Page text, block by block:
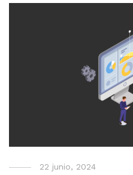
22 junio, 2024